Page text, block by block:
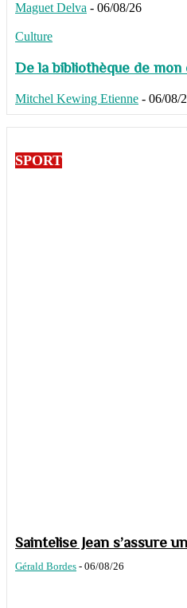
Maguet Delva - 06/08/26
Culture
De la bibliothèque de
Mitchel Kewing Etienne - 06/08/
SPORT
Saintelise Jean s’assure
Gérald Bordes - 06/08/26